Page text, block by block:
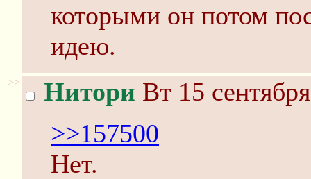
которыми он потом
идею.
>> Нитори Вт 15
>>157500
Нет.